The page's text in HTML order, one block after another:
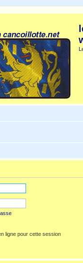
ligne pour cette session